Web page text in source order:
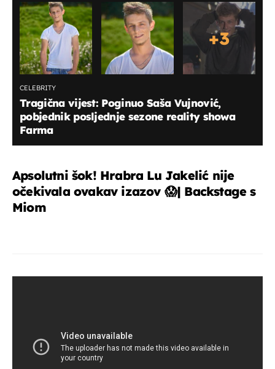
+3
CELEBRITY
Tragična vijest: Poginuo Saša Vujnović,
pobjednik posljednje sezone reality showa
Farma
Apsolutni šok! Hrabra Lu Jakelić nije
očekivala ovakav izazov 😱| Backstage s
Miom